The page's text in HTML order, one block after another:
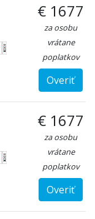
€ 1677
za osobu
vrátane
poplatkov
Overiť
€ 1677
za osobu
vrátane
poplatkov
Overiť